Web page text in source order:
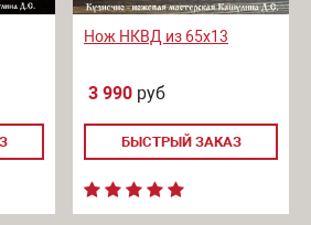
Нож НКВД из 65х13
3 990 руб
БЫСТРЫЙ ЗАКАЗ